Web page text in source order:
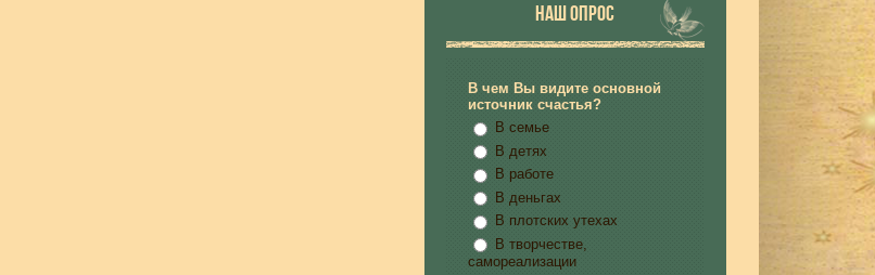
НАШ ОПРОС
В чем Вы видите основной
источник счастья?
В семье
В детях
В работе
В деньгах
В плотских утехах
В творчестве,
самореализации